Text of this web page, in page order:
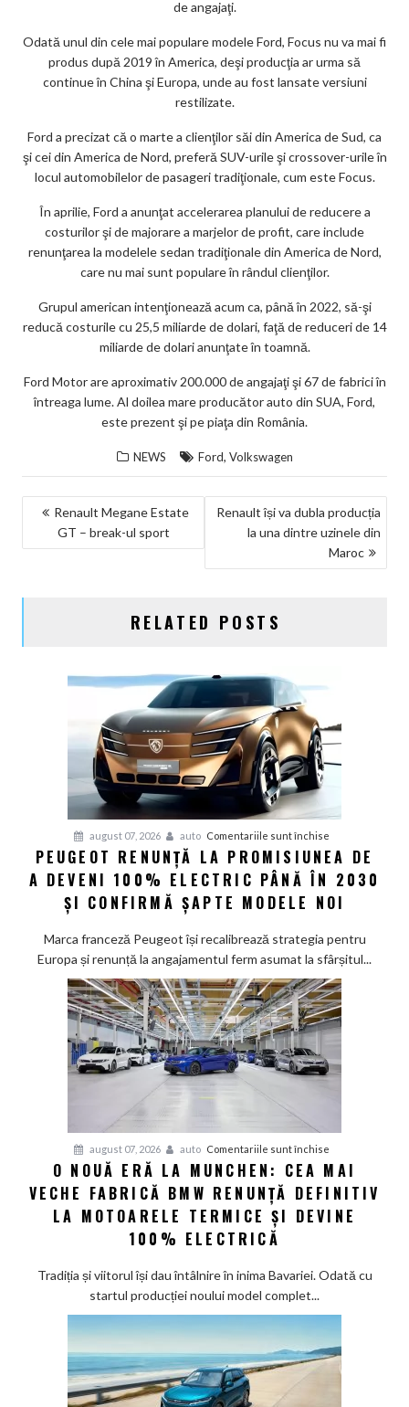
de angajaţi.
Odată unul din cele mai populare modele Ford, Focus nu va mai fi
produs după 2019 în America, deşi producţia ar urma să
continue în China şi Europa, unde au fost lansate versiuni
restilizate.
Ford a precizat că o marte a clienţilor săi din America de Sud, ca
şi cei din America de Nord, preferă SUV-urile şi crossover-urile în
locul automobilelor de pasageri tradiţionale, cum este Focus.
În aprilie, Ford a anunţat accelerarea planului de reducere a
costurilor şi de majorare a marjelor de profit, care include
renunţarea la modelele sedan tradiţionale din America de Nord,
care nu mai sunt populare în rândul clienţilor.
Grupul american intenţionează acum ca, până în 2022, să-şi
reducă costurile cu 25,5 miliarde de dolari, faţă de reduceri de 14
miliarde de dolari anunţate în toamnă.
Ford Motor are aproximativ 200.000 de angajaţi şi 67 de fabrici în
întreaga lume. Al doilea mare producător auto din SUA, Ford,
este prezent şi pe piaţa din România.
NEWS Ford, Volkswagen
NAVIGARE
Renault Megane Estate
GT – break-ul sport
Renault își va dubla producția
la una dintre uzinele din
Maroc
RELATED POSTS
august 07, 2026 auto Comentariile sunt închise
Peugeot
renunță
la
de
a
100%
electric
până
2030
șapte
noi
PEUGEOT RENUNȚĂ LA PROMISIUNEA DE
A DEVENI 100% ELECTRIC PÂNĂ ÎN 2030
ȘI CONFIRMĂ ȘAPTE MODELE NOI
Marca franceză Peugeot își recalibrează strategia pentru
Europa și renunță la angajamentul ferm asumat la sfârșitul...
august 07, 2026 auto Comentariile sunt închise
O
nouă
eră
Cea
BMW
renunță
O NOUĂ ERĂ LA MUNCHEN: CEA MAI
VECHE FABRICĂ BMW RENUNȚĂ DEFINITIV
LA MOTOARELE TERMICE ȘI DEVINE
100% ELECTRICĂ
Tradiția și viitorul își dau întâlnire în inima Bavariei. Odată cu
startul producției noului model complet...